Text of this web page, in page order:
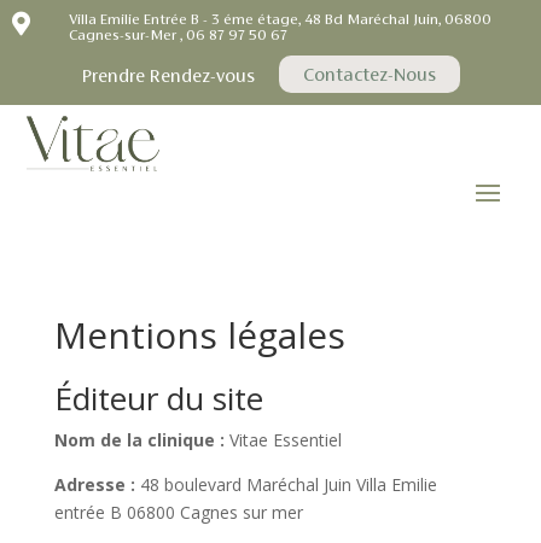

Villa Emilie Entrée B - 3 éme étage, 48 Bd Maréchal Juin, 06800
Cagnes-sur-Mer , 06 87 97 50 67
Prendre Rendez-vous Contactez-Nous
Mentions légales
Éditeur du site
Nom de la clinique : Vitae Essentiel
Adresse : 48 boulevard Maréchal Juin Villa Emilie
entrée B 06800 Cagnes sur mer